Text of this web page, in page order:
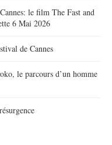
le film The Fast and
6 Mai 2026
de Cannes
le parcours d’un homme